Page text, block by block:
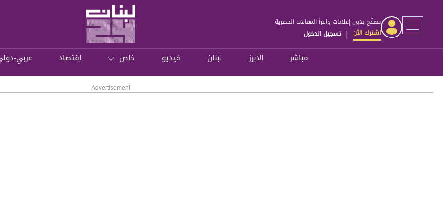
تصفّح بدون إعلانات واقرأ المقالات الحصرية
اشترك الآن | تسجيل الدخول
مباشر الأبرز لبنان فيديو خاص إقتصاد عربي-
Advertisement